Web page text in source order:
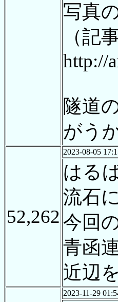
写真
（記
http://
隧道
がう
52,262
2023-08-05
はる
流石
今回
青函
近辺
2023-11-29